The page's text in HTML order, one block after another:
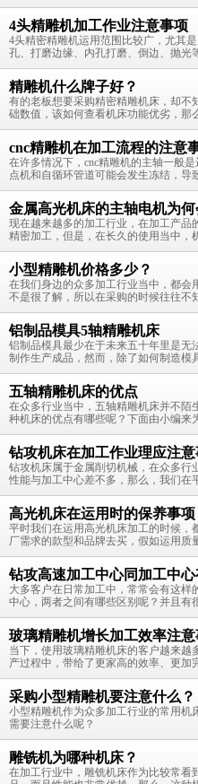
4头精雕机加工作业注意事项
4头精密精雕机运用范围比较广，尤其
孔、打磨边缘、内孔打磨、倒边、抛光
精雕机什么牌子好？
有的老板想要采购精密精雕机床，却不
础数值，该如何查看机床功能优劣，那
cnc精雕机在加工流程的注意
在许多情况下，cnc精雕机的主轴一般
点机和自循环管道可能会发生冻结，导
金属高光机床的主轴电机为何
现在越来越多的加工行业，在加工产品
精密加工，但是，在长久的使用当中，
小型精雕机价格多少？
在我们身边的众多加工行业当中，都会
不是很了解，所以在采购的时候往往不
铝制品模具5轴精雕机床
铝制品模具最少在于未来五十年里是无
制作生产成品，然而，除了如何制造模
五轴精雕机床的优点
在众多行业当中，五轴精雕机床并不陌
种机床的优点有哪些呢？下面由小编来
钻攻机床在加工作业理应注
钻攻机床属于金属削切机械，在众多行
性能与加工中心差不多，那么，我们在
高光机床在运用时的保养事项
平时我们在运用高光机床加工的时候，
厂需求的款型和品牌去买，假如运用质
钻攻高速加工中心同加工中心
大多客户在日常加工中，常常会有这
中心，两者之间有哪些区别呢？并且有
玻璃精雕机增长加工效率注意
当下，使用玻璃精雕机床的客户越来越
产过程中，带给了更家高的效率、更加
采购小型精雕机要注意什么？
小型精雕机作为众多加工行业的常用机
需要注意什么呢？
雕铣机为哪种机床？
在加工行业中，雕铣机床作为比较常看